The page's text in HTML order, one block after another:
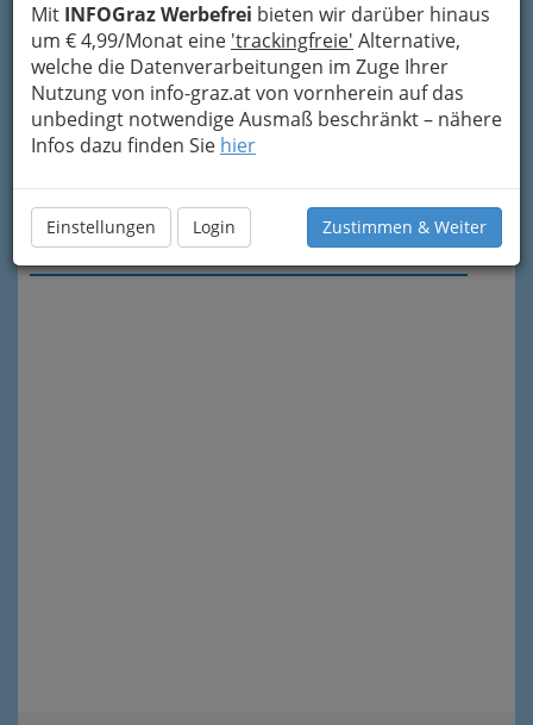
Mit INFOGraz Werbefrei bieten wir darüber hinaus
um € 4,99/Monat eine 'trackingfreie' Alternative,
welche die Datenverarbeitungen im Zuge Ihrer
Nutzung von info-graz.at von vornherein auf das
unbedingt notwendige Ausmaß beschränkt – nähere
Infos dazu finden Sie hier
Einstellungen Login Zustimmen & Weiter
Meine Nachricht senden